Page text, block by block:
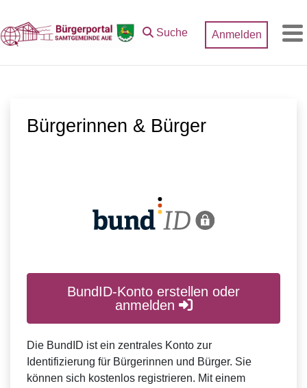
Suche Anmelden
Bürgerinnen & Bürger
BundID-Konto erstellen oder
anmelden
Die BundID ist ein zentrales Konto zur
Identifizierung für Bürgerinnen und Bürger. Sie
können sich kostenlos registrieren. Mit einem